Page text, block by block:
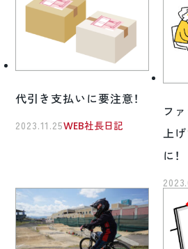
代引き支払いに要注意！
2023.11.25WEB社長日記
フ
上
に！